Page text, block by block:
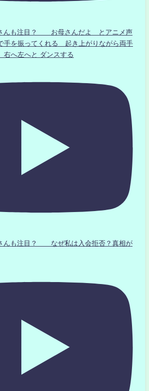
んも注目？ お母さんだよ とアニメ声
手を振ってくれる 起き上がりながら両手
へ左へと ダンスする
んも注目？ なぜ私は入会拒否？真相が